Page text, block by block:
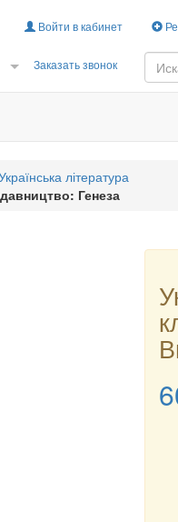
Войти в кабинет
Заказать звонок
література
Генеза